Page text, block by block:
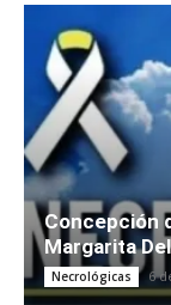
Concepción
Margarita
Necrológicas 6